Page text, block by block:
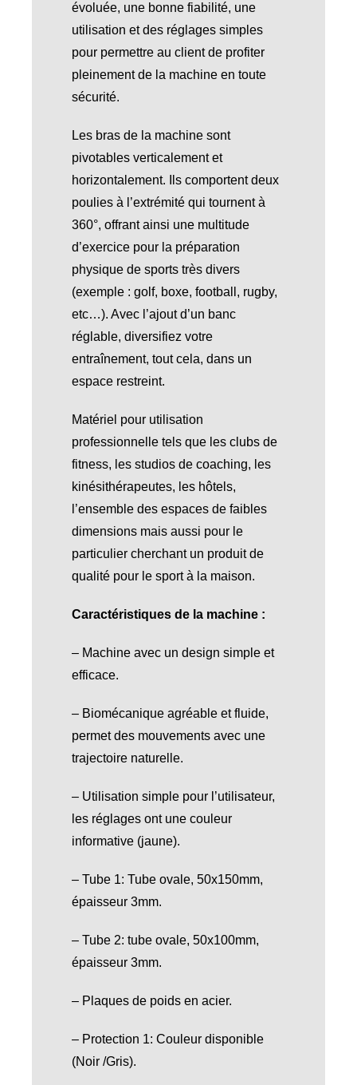
évoluée, une bonne fiabilité, une
utilisation et des réglages simples
pour permettre au client de profiter
pleinement de la machine en toute
sécurité.
Les bras de la machine sont
pivotables verticalement et
horizontalement. Ils comportent deux
poulies à l’extrémité qui tournent à
360°, offrant ainsi une multitude
d’exercice pour la préparation
physique de sports très divers
(exemple : golf, boxe, football, rugby,
etc…). Avec l’ajout d’un banc
réglable, diversifiez votre
entraînement, tout cela, dans un
espace restreint.
Matériel pour utilisation
professionnelle tels que les clubs de
fitness, les studios de coaching, les
kinésithérapeutes, les hôtels,
l’ensemble des espaces de faibles
dimensions mais aussi pour le
particulier cherchant un produit de
qualité pour le sport à la maison.
Caractéristiques de la machine :
– Machine avec un design simple et
efficace.
– Biomécanique agréable et fluide,
permet des mouvements avec une
trajectoire naturelle.
– Utilisation simple pour l’utilisateur,
les réglages ont une couleur
informative (jaune).
– Tube 1: Tube ovale, 50x150mm,
épaisseur 3mm.
– Tube 2: tube ovale, 50x100mm,
épaisseur 3mm.
– Plaques de poids en acier.
– Protection 1: Couleur disponible
(Noir /Gris).